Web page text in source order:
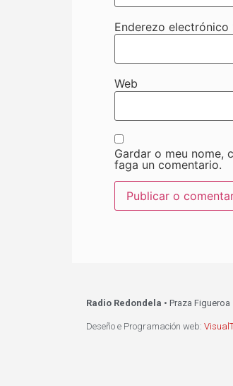
Enderezo electrónico
Web
Gardar o meu nome,
faga un comentario.
Radio Redondela • Praza
Deseño e Programación web: